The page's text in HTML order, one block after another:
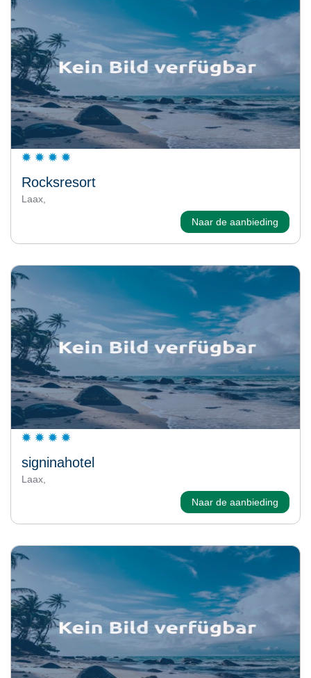
Rocksresort
Laax,
Naar de aanbieding
signinahotel
Laax,
Naar de aanbieding